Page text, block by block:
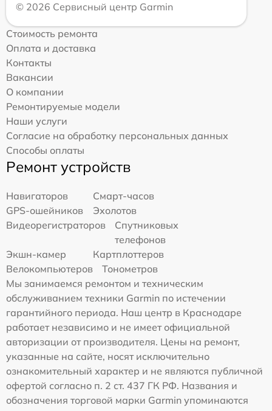
© 2026 Сервисный центр Garmin
Стоимость ремонта
Оплата и доставка
Контакты
Вакансии
О компании
Ремонтируемые модели
Наши услуги
Согласие на обработку персональных данных
Способы оплаты
Ремонт устройств
Навигаторов
Смарт-часов
GPS-ошейников
Эхолотов
Видеорегистраторов
Спутниковых
телефонов
Экшн-камер
Картплоттеров
Велокомпьютеров
Тонометров
Мы занимаемся ремонтом и техническим
обслуживанием техники Garmin по истечении
гарантийного периода. Наш центр в Краснодаре
работает независимо и не имеет официальной
авторизации от производителя. Цены на ремонт,
указанные на сайте, носят исключительно
ознакомительный характер и не являются публичной
офертой согласно п. 2 ст. 437 ГК РФ. Названия и
обозначения торговой марки Garmin упоминаются